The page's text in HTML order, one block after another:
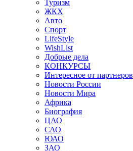
Туризм
ЖКХ
Авто
Спорт
LifeStyle
WishList
Добрые дела
КОНКУРСЫ
Интересное от партнеров
Новости России
Новости Мира
Африка
Биография
ЦАО
САО
ЮАО
ЗАО